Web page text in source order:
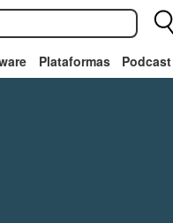
Plataformas Podcast